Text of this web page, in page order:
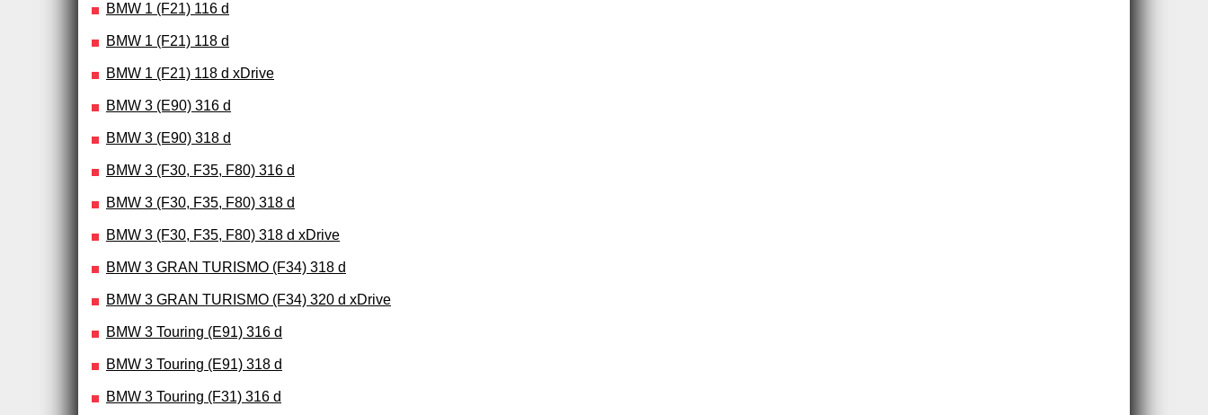
BMW 1 (F21) 116 d
BMW 1 (F21) 118 d
BMW 1 (F21) 118 d xDrive
BMW 3 (E90) 316 d
BMW 3 (E90) 318 d
BMW 3 (F30, F35, F80) 316 d
BMW 3 (F30, F35, F80) 318 d
BMW 3 (F30, F35, F80) 318 d xDrive
BMW 3 GRAN TURISMO (F34) 318 d
BMW 3 GRAN TURISMO (F34) 320 d xDrive
BMW 3 Touring (E91) 316 d
BMW 3 Touring (E91) 318 d
BMW 3 Touring (F31) 316 d